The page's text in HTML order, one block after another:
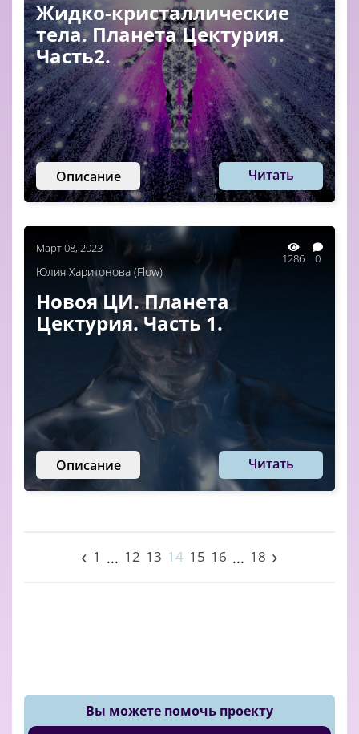
Жидко-кристаллические
тела. Планета Цектурия.
Часть2.
Описание Читать
Март 08, 2023
1286 0
Юлия Харитонова (Flow)
Новоя ЦИ. Планета
Цектурия. Часть 1.
Описание Читать
‹ 1 ... 12 13 14 15 16 ... 18 ›
Вы можете помочь проекту